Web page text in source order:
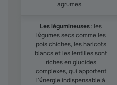
agrumes.
Les légumineuses: les
légumes secs comme les
pois chiches, les haricots
blancs et les lentilles sont
riches en glucides
complexes, qui apportent
l’énergie indispensable à